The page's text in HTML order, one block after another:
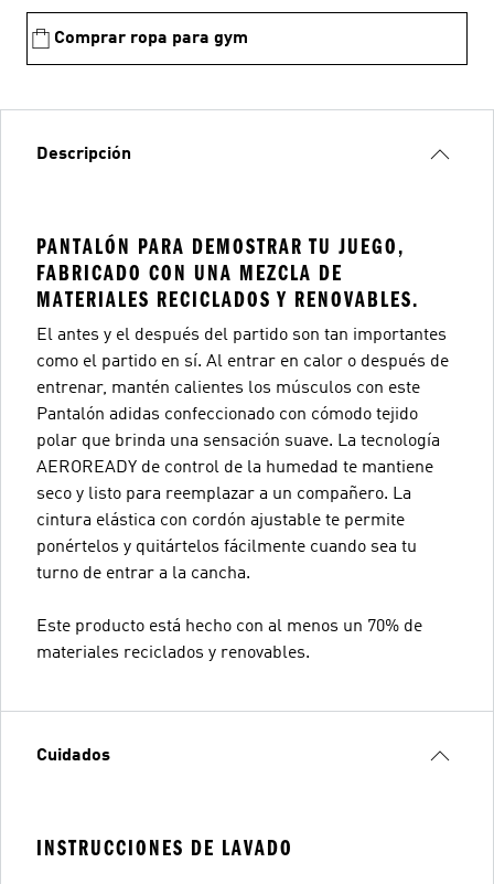
Comprar ropa para gym
Descripción
PANTALÓN PARA DEMOSTRAR TU JUEGO,
FABRICADO CON UNA MEZCLA DE
MATERIALES RECICLADOS Y RENOVABLES.
El antes y el después del partido son tan importantes
como el partido en sí. Al entrar en calor o después de
entrenar, mantén calientes los músculos con este
Pantalón adidas confeccionado con cómodo tejido
polar que brinda una sensación suave. La tecnología
AEROREADY de control de la humedad te mantiene
seco y listo para reemplazar a un compañero. La
cintura elástica con cordón ajustable te permite
ponértelos y quitártelos fácilmente cuando sea tu
turno de entrar a la cancha.
Este producto está hecho con al menos un 70% de
materiales reciclados y renovables.
Cuidados
INSTRUCCIONES DE LAVADO